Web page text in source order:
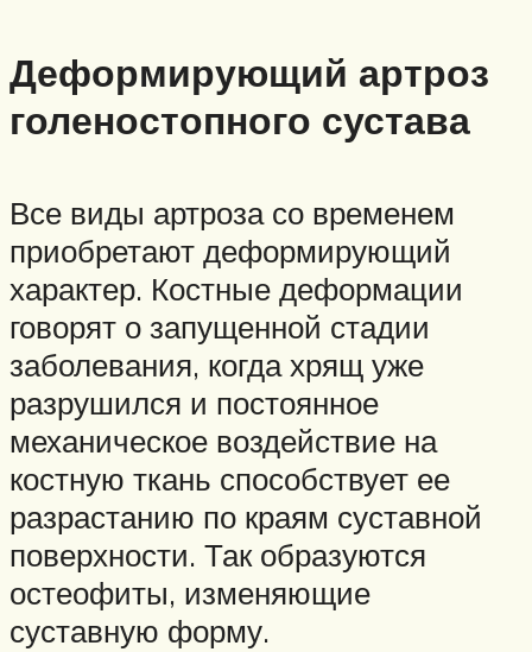
Деформирующий артроз
голеностопного сустава
Все виды артроза со временем
приобретают деформирующий
характер. Костные деформации
говорят о запущенной стадии
заболевания, когда хрящ уже
разрушился и постоянное
механическое воздействие на
костную ткань способствует ее
разрастанию по краям суставной
поверхности. Так образуются
остеофиты, изменяющие
суставную форму.